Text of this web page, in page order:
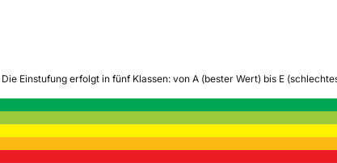
Die Einstufung erfolgt in fünf Klassen: von A (bester Wert) bis E